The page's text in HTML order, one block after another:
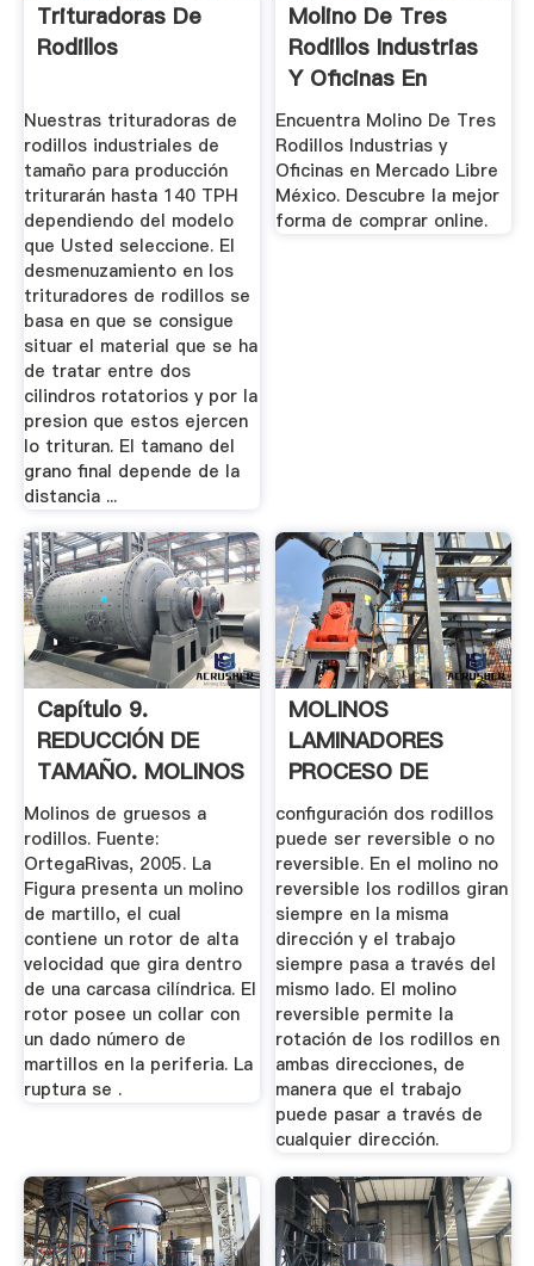
Trituradoras De
Rodillos
Nuestras trituradoras de
rodillos industriales de
tamaño para producción
triturarán hasta 140 TPH
dependiendo del modelo
que Usted seleccione. El
desmenuzamiento en los
trituradores de rodillos se
basa en que se consigue
situar el material que se ha
de tratar entre dos
cilindros rotatorios y por la
presion que estos ejercen
lo trituran. El tamano del
grano final depende de la
distancia ...
Molino De Tres
Rodillos Industrias
Y Oficinas En
Mercado ...
Encuentra Molino De Tres
Rodillos Industrias y
Oficinas en Mercado Libre
México. Descubre la mejor
forma de comprar online.
Capítulo 9.
REDUCCIÓN DE
TAMAÑO. MOLINOS
.
Molinos de gruesos a
rodillos. Fuente:
OrtegaRivas, 2005. La
Figura presenta un molino
de martillo, el cual
contiene un rotor de alta
velocidad que gira dentro
de una carcasa cilíndrica. El
rotor posee un collar con
un dado número de
martillos en la periferia. La
ruptura se .
MOLINOS
LAMINADORES
PROCESO DE
CONFORMADO EN
FRIO
configuración dos rodillos
puede ser reversible o no
reversible. En el molino no
reversible los rodillos giran
siempre en la misma
dirección y el trabajo
siempre pasa a través del
mismo lado. El molino
reversible permite la
rotación de los rodillos en
ambas direcciones, de
manera que el trabajo
puede pasar a través de
cualquier dirección.